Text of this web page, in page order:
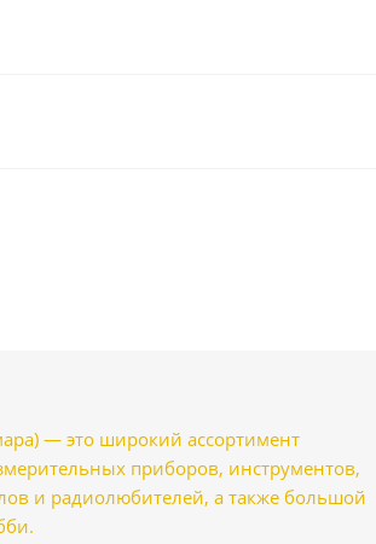
— это широкий ассортимент
приборов, инструментов,
и радиолюбителей, а также большой